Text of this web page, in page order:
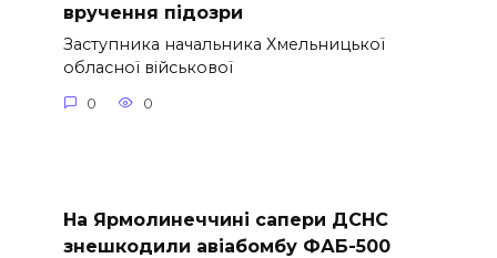
вручення підозри
Заступника начальника Хмельницької
обласної військової
0 0
На Ярмолинеччині сапери ДСНС
знешкодили авіабомбу ФАБ-500